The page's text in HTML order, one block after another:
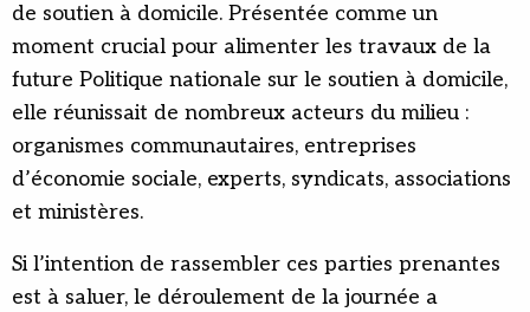
de soutien à domicile. Présentée comme un
moment crucial pour alimenter les travaux de la
future Politique nationale sur le soutien à domicile,
elle réunissait de nombreux acteurs du milieu :
organismes communautaires, entreprises
d’économie sociale, experts, syndicats, associations
et ministères.
Si l’intention de rassembler ces parties prenantes
est à saluer, le déroulement de la journée a